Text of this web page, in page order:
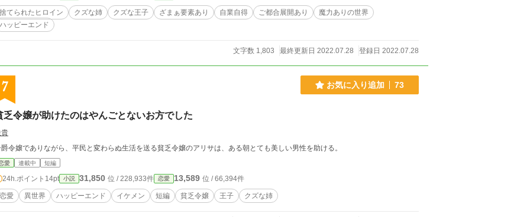
捨てられたヒロイン クズな姉 クズな王子 ざまぁ要素あり 自業自得 ご都合展開あり
魔力ありの世界
ハッピーエンド
文字数 1,803 最終更新日 2022.07.28 登録日 2022.07.28
7 お気に入り追加 73
乏令嬢が助けたのはやんごとないお方でした
令嬢でありながら、平民と変わらぬ生活を送る貧乏令嬢のアリサは、ある朝とても美しい男性を助ける。
愛 連載中 短編
24h.ポイント 14pt 小説 31,850 位 / 228,933件 恋愛 13,589 位 / 66,394件
恋愛 異世界 ハッピーエンド イケメン 短編 貧乏令嬢 王子 クズな姉